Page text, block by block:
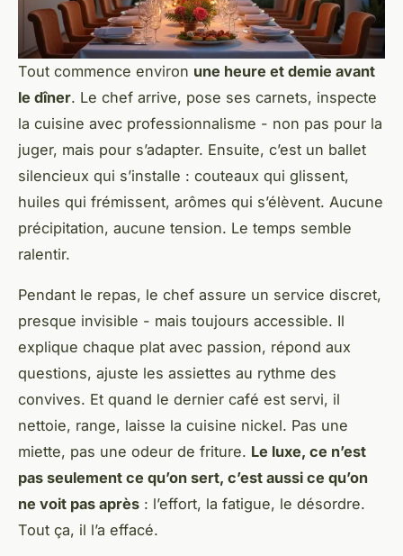
Tout commence environ une heure et demie avant
le dîner. Le chef arrive, pose ses carnets, inspecte
la cuisine avec professionnalisme - non pas pour la
juger, mais pour s’adapter. Ensuite, c’est un ballet
silencieux qui s’installe : couteaux qui glissent,
huiles qui frémissent, arômes qui s’élèvent. Aucune
précipitation, aucune tension. Le temps semble
ralentir.
Pendant le repas, le chef assure un service discret,
presque invisible - mais toujours accessible. Il
explique chaque plat avec passion, répond aux
questions, ajuste les assiettes au rythme des
convives. Et quand le dernier café est servi, il
nettoie, range, laisse la cuisine nickel. Pas une
miette, pas une odeur de friture. Le luxe, ce n’est
pas seulement ce qu’on sert, c’est aussi ce qu’on
ne voit pas après : l’effort, la fatigue, le désordre.
Tout ça, il l’a effacé.